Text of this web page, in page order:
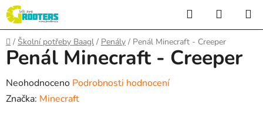
Přejít
na
obsah
Hledat
KOŠÍK
Domů
/ Školní potřeby Baagl / Penály / Penál Minecraft - Creeper
Penál Minecraft - Creeper
Průměrné
hodnocení
Neohodnoceno Podrobnosti hodnocení
Značka: Minecraft